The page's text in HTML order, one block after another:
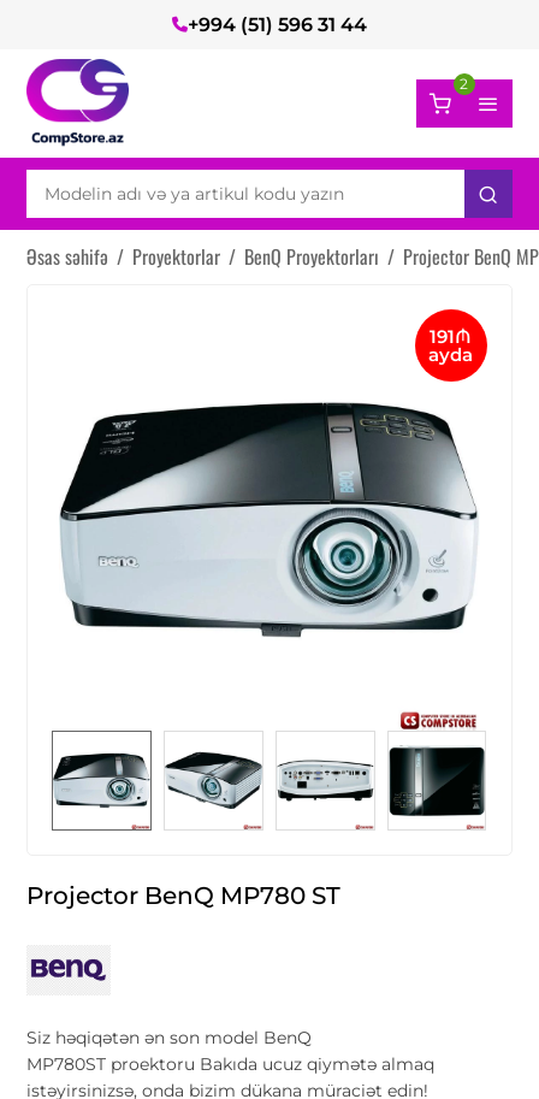
+994 (51) 596 31 44
2
Əsas səhifə / Proyektorlar / BenQ Proyektorları / Projector BenQ
191₼
ayda
Projector BenQ MP780 ST
Siz həqiqətən ən son model BenQ
MP780ST proektoru Bakıda ucuz qiymətə almaq
istəyirsinizsə, onda bizim dükana müraciət edin!